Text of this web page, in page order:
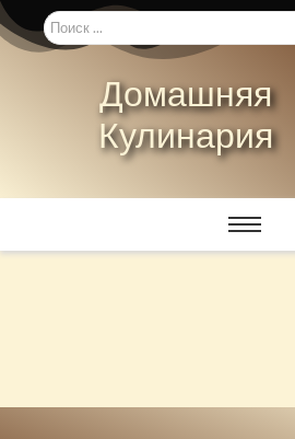
Домашняя
Кулинария